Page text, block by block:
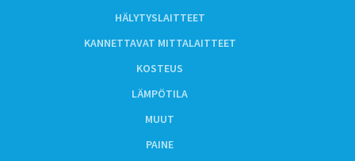
HÄLYTYSLAITTEET
KANNETTAVAT MITTALAITTEET
KOSTEUS
LÄMPÖTILA
MUUT
PAINE